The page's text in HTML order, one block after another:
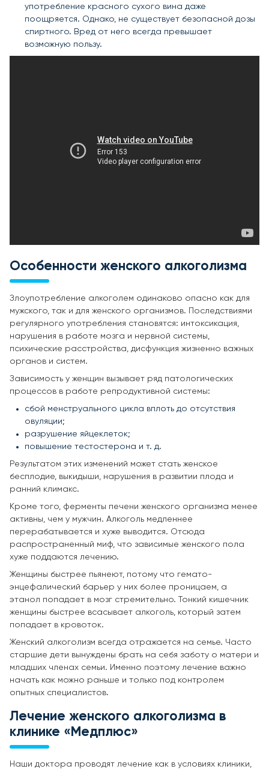
употребление красного сухого вина даже
поощряется. Однако, не существует безопасной дозы
спиртного. Вред от него всегда превышает
возможную пользу.
Особенности женского алкоголизма
Злоупотребление алкоголем одинаково опасно как для
мужского, так и для женского организмов. Последствиями
регулярного употребления становятся: интоксикация,
нарушения в работе мозга и нервной системы,
психические расстройства, дисфункция жизненно важных
органов и систем.
Зависимость у женщин вызывает ряд патологических
процессов в работе репродуктивной системы:
сбой менструального цикла вплоть до отсутствия
овуляции;
разрушение яйцеклеток;
повышение тестостерона и т. д.
Результатом этих изменений может стать женское
бесплодие, выкидыши, нарушения в развитии плода и
ранний климакс.
Кроме того, ферменты печени женского организма менее
активны, чем у мужчин. Алкоголь медленнее
перерабатывается и хуже выводится. Отсюда
распространенный миф, что зависимые женского пола
хуже поддаются лечению.
Женщины быстрее пьянеют, потому что гемато-
энцефалический барьер у них более проницаем, а
этанол попадает в мозг стремительно. Тонкий кишечник
женщины быстрее всасывает алкоголь, который затем
попадает в кровоток.
Женский алкоголизм всегда отражается на семье. Часто
старшие дети вынуждены брать на себя заботу о матери и
младших членах семьи. Именно поэтому лечение важно
начать как можно раньше и только под контролем
опытных специалистов.
Лечение женского алкоголизма в
клинике «Медплюс»
Наши доктора проводят лечение как в условиях клиники,